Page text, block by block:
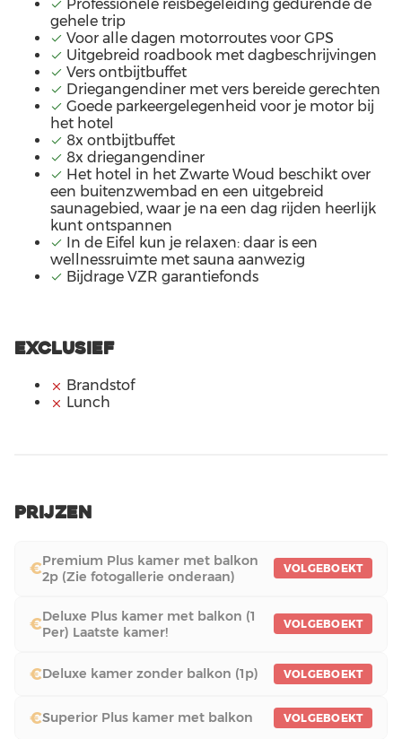
NOORWEGEN
VERENIGD KONINKRIJK
LUXEMBURG
Professionele reisbegeleiding gedurende de
gehele trip
Voor alle dagen motorroutes voor GPS
Uitgebreid roadbook met dagbeschrijvingen
Vers ontbijtbuffet
Driegangendiner met vers bereide gerechten
Goede parkeergelegenheid voor je motor bij
het hotel
8x ontbijtbuffet
8x driegangendiner
Het hotel in het Zwarte Woud beschikt over
een buitenzwembad en een uitgebreid
saunagebied, waar je na een dag rijden heerlijk
kunt ontspannen
In de Eifel kun je relaxen: daar is een
wellnessruimte met sauna aanwezig
Bijdrage VZR garantiefonds
Exclusief
Brandstof
Lunch
Prijzen
€Premium Plus kamer met balkon
2p (Zie fotogallerie onderaan)
VOLGEBOEKT
€Deluxe Plus kamer met balkon (1
Per) Laatste kamer!
VOLGEBOEKT
€Deluxe kamer zonder balkon (1p) VOLGEBOEKT
€Superior Plus kamer met balkon VOLGEBOEKT